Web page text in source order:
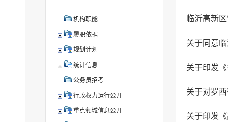
机构职能
履职依据
规划计划
统计信息
公务员招考
行政权力运行公开
重点领域信息公开
关于对罗
关于印发